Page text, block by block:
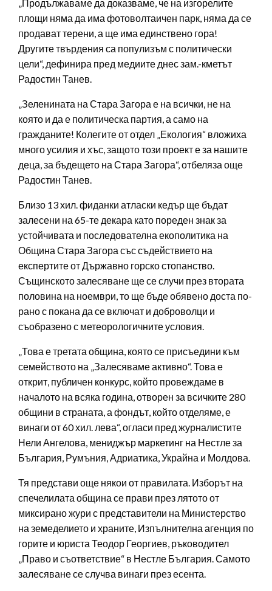
„Продължаваме да доказваме, че на изгорелите
площи няма да има фотоволтаичен парк, няма да се
продават терени, а ще има единствено гора!
Другите твърдения са популизъм с политически
цели“, дефинира пред медиите днес зам.-кметът
Радостин Танев.
„Зеленината на Стара Загора е на всички, не на
която и да е политическа партия, а само на
гражданите! Колегите от отдел „Екология“ вложиха
много усилия и хъс, защото този проект е за нашите
деца, за бъдещето на Стара Загора“, отбеляза още
Радостин Танев.
Близо 13 хил. фиданки атласки кедър ще бъдат
залесени на 65-те декара като пореден знак за
устойчивата и последователна екополитика на
Община Стара Загора със съдействието на
експертите от Държавно горско стопанство.
Същинското залесяване ще се случи през втората
половина на ноември, то ще бъде обявено доста по-
рано с покана да се включат и доброволци и
съобразено с метеорологичните условия.
„Това е третата община, която се присъедини към
семейството на „Залесяваме активно“. Това е
открит, публичен конкурс, който провеждаме в
началото на всяка година, отворен за всичките 280
общини в страната, а фондът, който отделяме, е
винаги от 60 хил. лева“, огласи пред журналистите
Нели Ангелова, мениджър маркетинг на Нестле за
България, Румъния, Адриатика, Украйна и Молдова.
Тя представи още някои от правилата. Изборът на
спечелилата община се прави през лятото от
миксирано жури с представители на Министерство
на земеделието и храните, Изпълнителна агенция по
горите и юриста Теодор Георгиев, ръководител
„Право и съответствие“ в Нестле България. Самото
залесяване се случва винаги през есента.